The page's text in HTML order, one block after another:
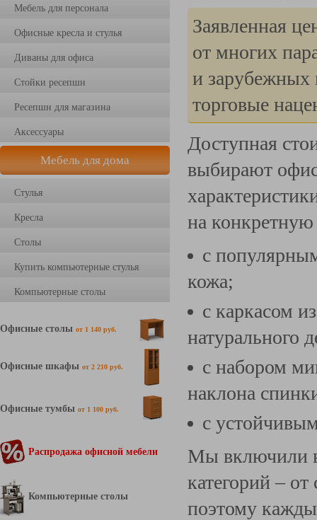
Мебель для персонала
Офисные кресла и стулья
Диваны для офиса
Стойки ресепшн
Ресепшн для магазина
Аксессуары
Мебель для дома
Стулья
Кресла
Столы
Купить компьютерные стулья
Компьютерные столы
Офисные столы от 1 140 руб.
Офисные шкафы от 2 210 руб.
Офисные тумбы от 1 100 руб.
Распродажа офисной мебели
Компьютерные столы
Заявленная
от многих
и зарубежных
торговые
Доступная
выбирают
на
с
кожа;
с каркасом
натурального
с набором
наклона
с
Мы включили в
категорий –
поэтому